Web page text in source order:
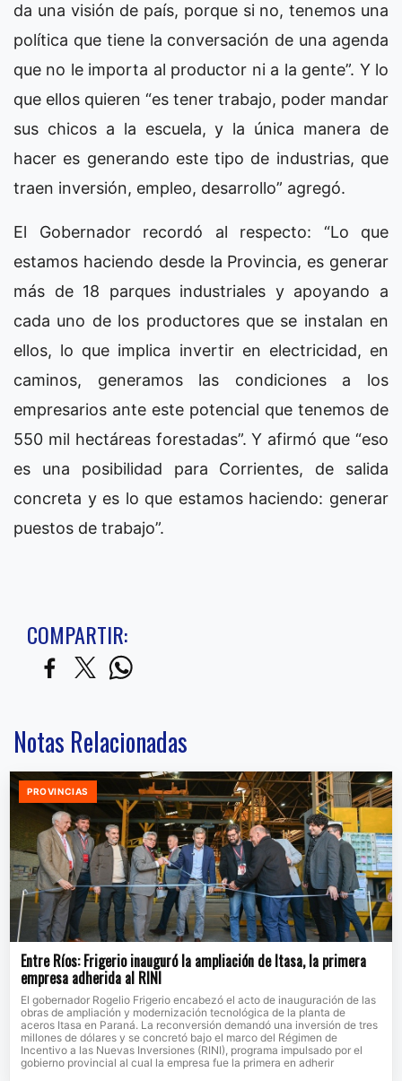
da una visión de país, porque si no, tenemos una
política que tiene la conversación de una agenda
que no le importa al productor ni a la gente”. Y lo
que ellos quieren “es tener trabajo, poder mandar
sus chicos a la escuela, y la única manera de
hacer es generando este tipo de industrias, que
traen inversión, empleo, desarrollo” agregó.
El Gobernador recordó al respecto: “Lo que
estamos haciendo desde la Provincia, es generar
más de 18 parques industriales y apoyando a
cada uno de los productores que se instalan en
ellos, lo que implica invertir en electricidad, en
caminos, generamos las condiciones a los
empresarios ante este potencial que tenemos de
550 mil hectáreas forestadas”. Y afirmó que “eso
es una posibilidad para Corrientes, de salida
concreta y es lo que estamos haciendo: generar
puestos de trabajo”.
COMPARTIR:
Notas Relacionadas
PROVINCIAS
Entre Ríos: Frigerio inauguró la ampliación de Itasa, la primera
empresa adherida al RINI
El gobernador Rogelio Frigerio encabezó el acto de inauguración de las
obras de ampliación y modernización tecnológica de la planta de
aceros Itasa en Paraná. La reconversión demandó una inversión de tres
millones de dólares y se concretó bajo el marco del Régimen de
Incentivo a las Nuevas Inversiones (RINI), programa impulsado por el
gobierno provincial al cual la empresa fue la primera en adherir